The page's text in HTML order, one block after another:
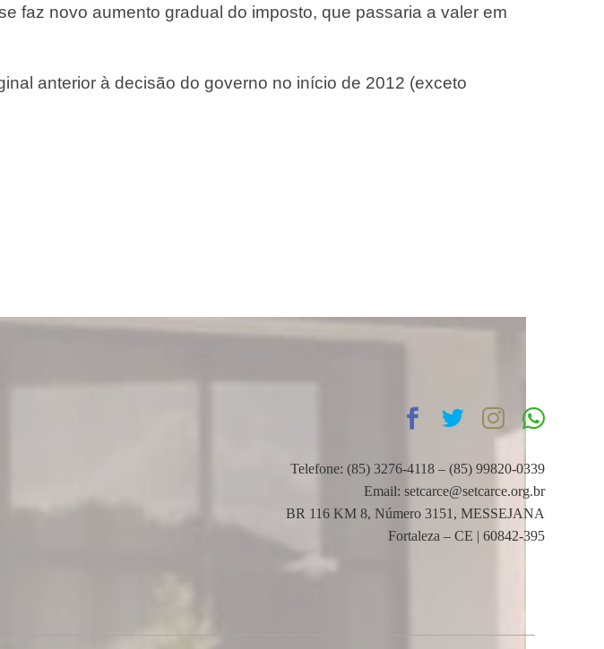
faz novo aumento gradual do imposto, que passaria a valer em
anterior à decisão do governo no início de 2012 (exceto
Telefone: (85) 3276-4118 – (85) 99820-0339
Email: setcarce@setcarce.org.br
BR 116 KM 8, Número 3151, MESSEJANA
Fortaleza – CE | 60842-395